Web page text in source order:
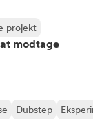
projekt
modtage
Dubstep